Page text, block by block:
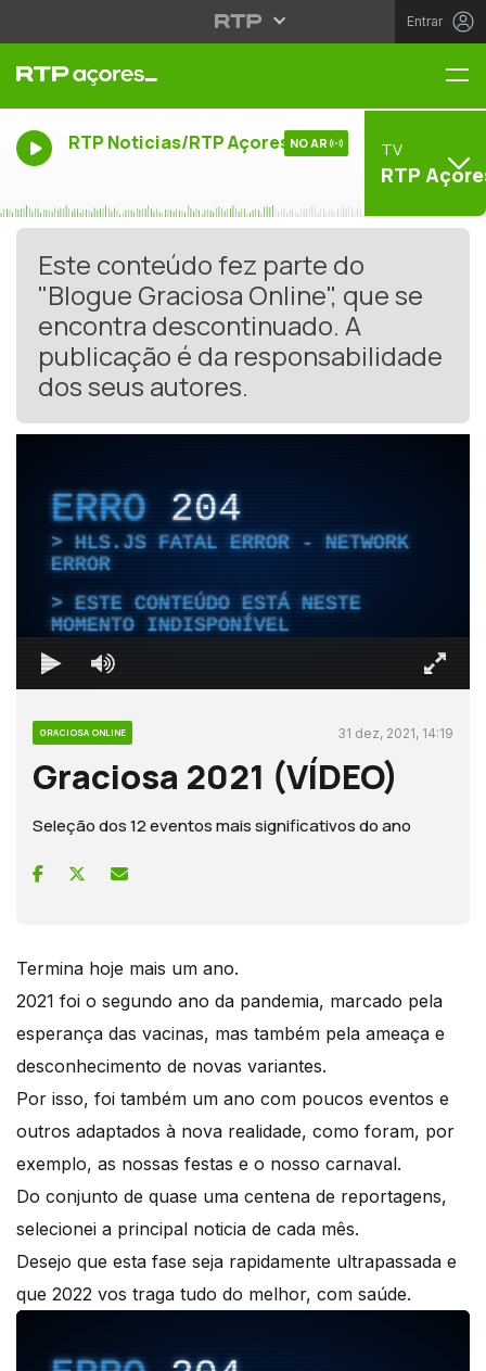
Entrar
RTP Noticias/RTP Açores NO AR TV
RTP
Este conteúdo fez parte do
"Blogue Graciosa Online", que se
encontra descontinuado. A
publicação é da responsabilidade
dos seus autores.
ERRO204
HLS.JS FATAL ERROR - NETWORK
ERROR
ESTE CONTEÚDO ESTÁ NESTE
MOMENTO INDISPONÍVEL
GRACIOSA ONLINE 31 dez, 2021, 14:19
Graciosa 2021 (VÍDEO)
Seleção dos 12 eventos mais significativos do ano
Termina hoje mais um ano.
2021 foi o segundo ano da pandemia, marcado pela
esperança das vacinas, mas também pela ameaça e
desconhecimento de novas variantes.
Por isso, foi também um ano com poucos eventos e
outros adaptados à nova realidade, como foram, por
exemplo, as nossas festas e o nosso carnaval.
Do conjunto de quase uma centena de reportagens,
selecionei a principal noticia de cada mês.
Desejo que esta fase seja rapidamente ultrapassada e
que 2022 vos traga tudo do melhor, com saúde.